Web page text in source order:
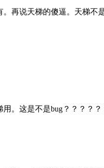
再说天梯的傻逼。天梯不
。这是不是bug？？？？？